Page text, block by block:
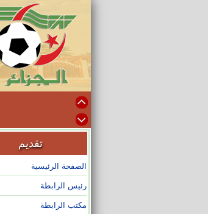
تقديم
الصفحة الرئيسية
رئيس الرابطة
مكتب الرابطة